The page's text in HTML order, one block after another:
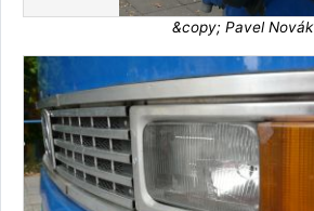
&copy; Pavel Novák